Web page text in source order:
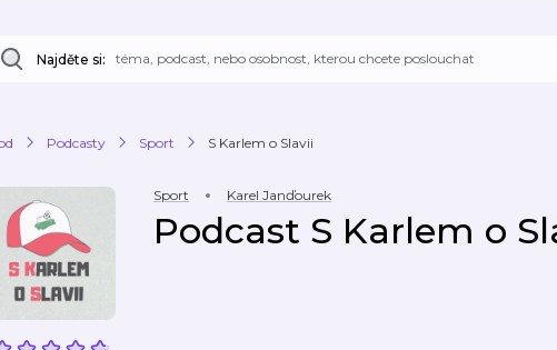
Najděte si:
Podcasty Sport S Karlem o Slavii
Sport Karel Janďourek
Podcast S Karlem o